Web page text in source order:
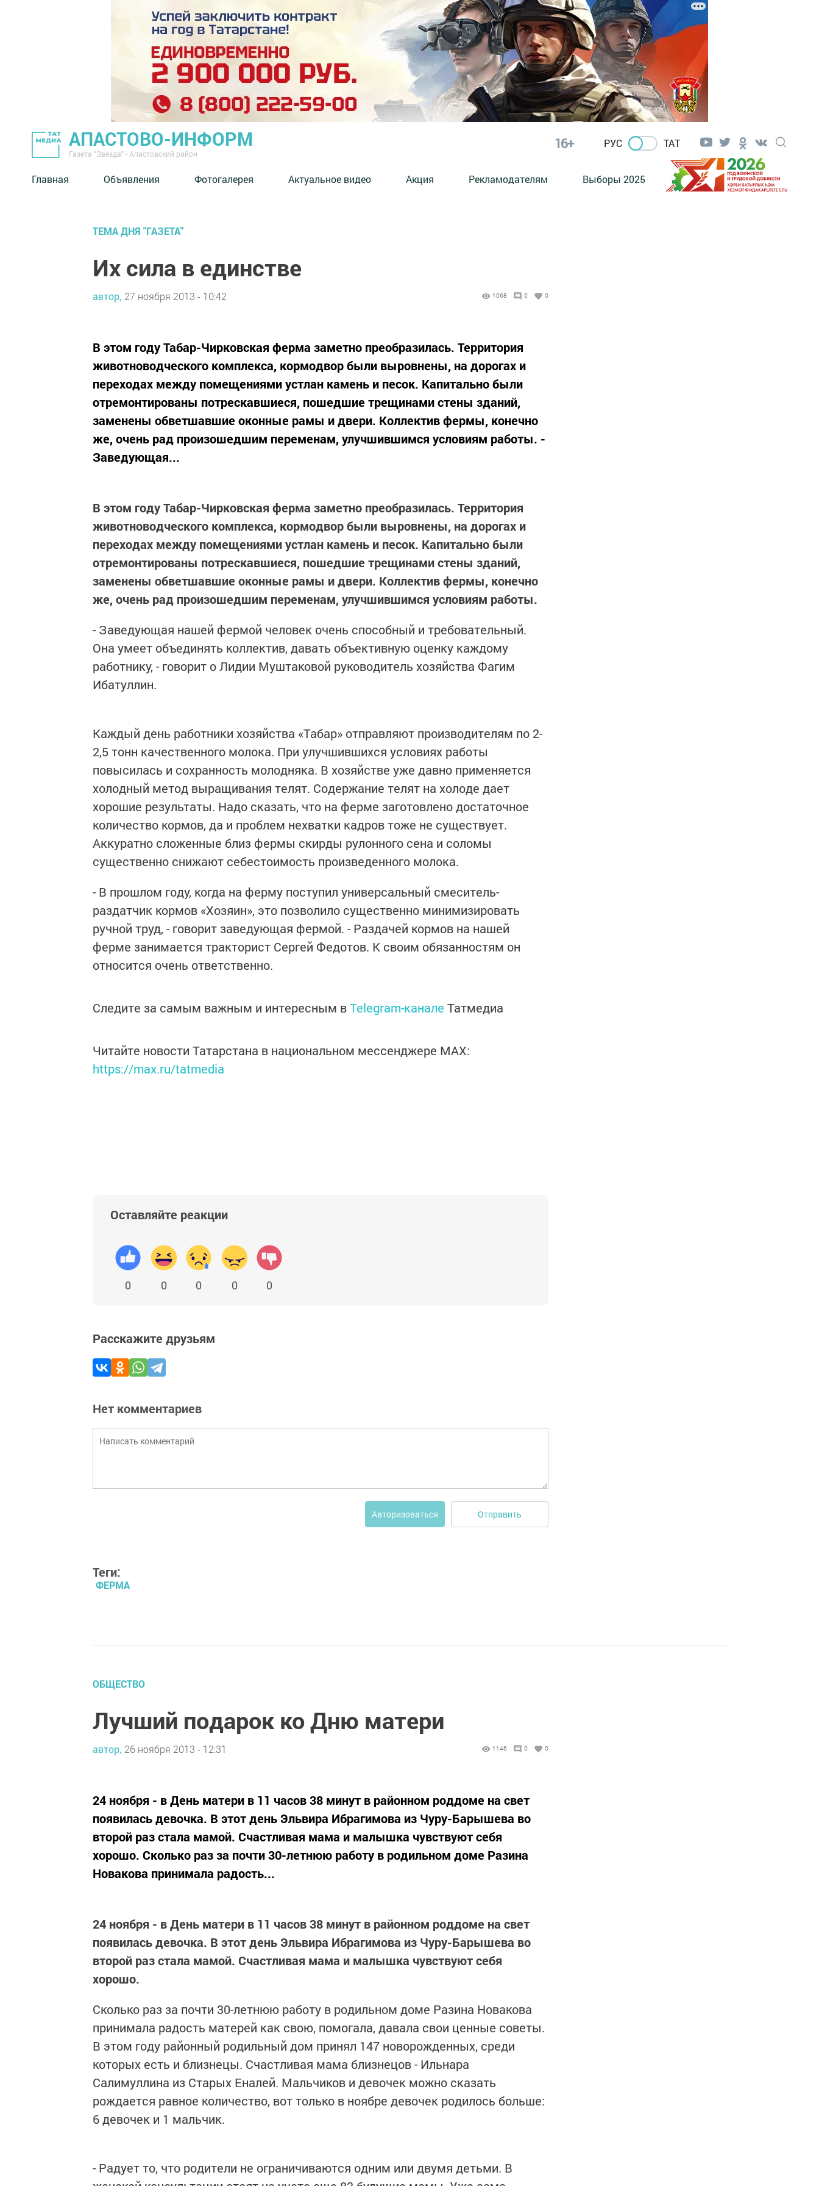
АПАСТОВО-ИНФОРМ
Газета "Звезда" - Апастовский район
16+ РУС ТАТ
Главная Объявления Фотогалерея Актуальное видео Акция Рекламодателям Выборы 2025
ТЕМА ДНЯ "ГАЗЕТА"
Их сила в единстве
автор, 27 ноября 2013 - 10:42 1068 0 0
В этом году Табар-Чирковская ферма заметно преобразилась. Территория
животноводческого комплекса, кормодвор были выровнены, на дорогах и
переходах между помещениями устлан камень и песок. Капитально были
отремонтированы потрескавшиеся, пошедшие трещинами стены зданий,
заменены обветшавшие оконные рамы и двери. Коллектив фермы, конечно
же, очень рад произошедшим переменам, улучшившимся условиям работы. -
Заведующая...
В этом году Табар-Чирковская ферма заметно преобразилась. Территория
животноводческого комплекса, кормодвор были выровнены, на дорогах и
переходах между помещениями устлан камень и песок. Капитально были
отремонтированы потрескавшиеся, пошедшие трещинами стены зданий,
заменены обветшавшие оконные рамы и двери. Коллектив фермы, конечно
же, очень рад произошедшим переменам, улучшившимся условиям работы.
- Заведующая нашей фермой человек очень способный и требовательный.
Она умеет объединять коллектив, давать объективную оценку каждому
работнику, - говорит о Лидии Муштаковой руководитель хозяйства Фагим
Ибатуллин.
Каждый день работники хозяйства «Табар» отправляют производителям по 2-
2,5 тонн качественного молока. При улучшившихся условиях работы
повысилась и сохранность молодняка. В хозяйстве уже давно применяется
холодный метод выращивания телят. Содержание телят на холоде дает
хорошие результаты. Надо сказать, что на ферме заготовлено достаточное
количество кормов, да и проблем нехватки кадров тоже не существует.
Аккуратно сложенные близ фермы скирды рулонного сена и соломы
существенно снижают себестоимость произведенного молока.
- В прошлом году, когда на ферму поступил универсальный смеситель-
раздатчик кормов «Хозяин», это позволило существенно минимизировать
ручной труд, - говорит заведующая фермой. - Раздачей кормов на нашей
ферме занимается тракторист Сергей Федотов. К своим обязанностям он
относится очень ответственно.
Следите за самым важным и интересным вTelegram-канале Татмедиа
Читайте новости Татарстана в национальном мессенджере MАХ:
https://max.ru/tatmedia
Оставляйте реакции
0 0 0 0 0
Расскажите друзьям
Нет комментариев
Авторизоваться Отправить
Теги:
ФЕРМА
ОБЩЕСТВО
Лучший подарок ко Дню матери
автор, 26 ноября 2013 - 12:31 1146 0 0
24 ноября - в День матери в 11 часов 38 минут в районном роддоме на свет
появилась девочка. В этот день Эльвира Ибрагимова из Чуру-Барышева во
второй раз стала мамой. Счастливая мама и малышка чувствуют себя
хорошо. Сколько раз за почти 30-летнюю работу в родильном доме Разина
Новакова принимала радость...
24 ноября - в День матери в 11 часов 38 минут в районном роддоме на свет
появилась девочка. В этот день Эльвира Ибрагимова из Чуру-Барышева во
второй раз стала мамой. Счастливая мама и малышка чувствуют себя
хорошо.
Сколько раз за почти 30-летнюю работу в родильном доме Разина Новакова
принимала радость матерей как свою, помогала, давала свои ценные советы.
В этом году районный родильный дом принял 147 новорожденных, среди
которых есть и близнецы. Счастливая мама близнецов - Ильнара
Салимуллина из Старых Еналей. Мальчиков и девочек можно сказать
рождается равное количество, вот только в ноябре девочек родилось больше:
6 девочек и 1 мальчик.
- Радует то, что родители не ограничиваются одним или двумя детьми. В